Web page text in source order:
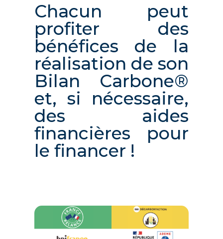
Chacun peut
profiter des
bénéfices de la
réalisation de son
Bilan Carbone®
et, si nécessaire,
des aides
financières pour
le financer !